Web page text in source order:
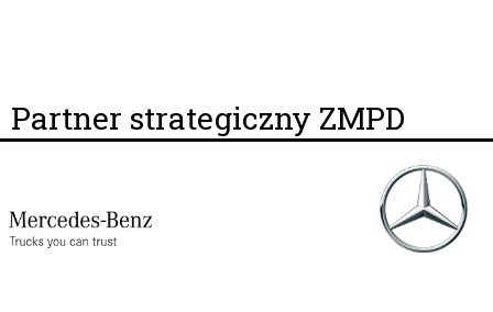
Partner strategiczny ZMPD